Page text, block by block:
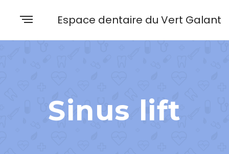
Espace dentaire du Vert Galant
Sinus lift